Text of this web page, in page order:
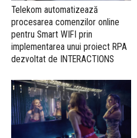
Telekom automatizează
procesarea comenzilor online
pentru Smart WIFI prin
implementarea unui proiect RPA
dezvoltat de INTERACTIONS